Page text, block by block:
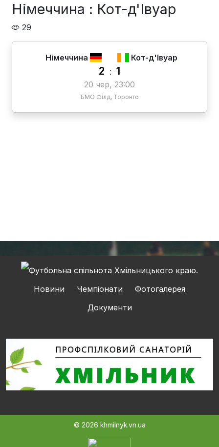
Німеччина : Кот-д'Івуар
29
Німеччина Кот-д'Івуар
2 : 1
20 чер, 23:00
БМО Філд, Торонто
Новини Чемпіонати
Фотогалерея
Документи
© 2026 khmilnyk.vn.ua